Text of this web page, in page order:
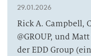
29.01.2026
Rick A. Campbell,
@GROUP, und
der EDD Group